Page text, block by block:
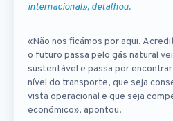
internacional», detalhou.
«Não nos ficámos por aqui.
o futuro passa pelo gás natural
sustentável e passa por
nível do transporte, que seja
vista operacional e que seja
económico», apontou.